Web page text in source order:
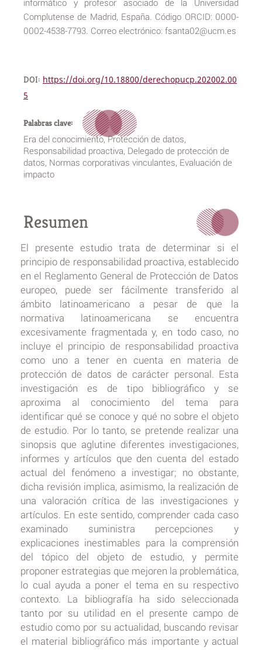
Complutense de Madrid, España. Código ORCID: 0000-
0002-4538-7793. Correo electrónico: fsanta02@ucm.es
DOI: https://doi.org/10.18800/derechopucp.202002.00
5
Palabras clave:
Era del conocimiento, Protección de datos,
Responsabilidad proactiva, Delegado de protección de
datos, Normas corporativas vinculantes, Evaluación de
impacto
Resumen
El presente estudio trata de determinar si el
principio de responsabilidad proactiva, establecido
en el Reglamento General de Protección de Datos
europeo, puede ser fácilmente transferido al
ámbito latinoamericano a pesar de que la
normativa latinoamericana se encuentra
excesivamente fragmentada y, en todo caso, no
incluye el principio de responsabilidad proactiva
como uno a tener en cuenta en materia de
protección de datos de carácter personal. Esta
investigación es de tipo bibliográfico y se
aproxima al conocimiento del tema para
identificar qué se conoce y qué no sobre el objeto
de estudio. Por lo tanto, se pretende realizar una
sinopsis que aglutine diferentes investigaciones,
informes y artículos que den cuenta del estado
actual del fenómeno a investigar; no obstante,
dicha revisión implica, asimismo, la realización de
una valoración crítica de las investigaciones y
artículos. En este sentido, comprender cada caso
examinado suministra percepciones y
explicaciones inestimables para la comprensión
del tópico del objeto de estudio, y permite
proponer estrategias que mejoren la problemática,
lo cual ayuda a poner el tema en su respectivo
contexto. La bibliografía ha sido seleccionada
tanto por su utilidad en el presente campo de
estudio como por su actualidad, buscando revisar
el material bibliográfico más importante y actual